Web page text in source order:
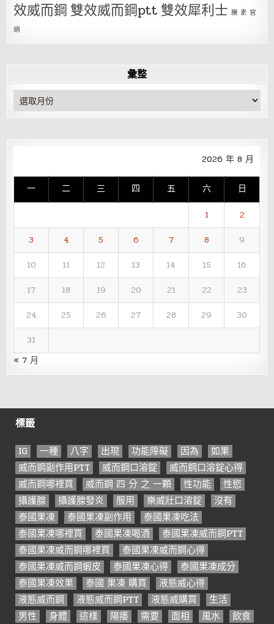
效威而鋼 雙效威而鋼ptt 雙效犀利士 騰 素 官
網
彙整
彙
整
2026 年 8 月
一 二 三 四 五 六 日
1
2
3
4 5 6 7 8
9
10
11 12 13 14 15
16
17
18 19 20 21 22
23
24
25 26 27 28 29
30
31
« 7 月
標籤
IG 一種 八字 出現 功能障礙 因為
如果
威而鋼副作用PTT
威而鋼口溶錠
威而鋼口溶錠心得
威而鋼哪裡買
威而鋼 四 分 之 一顆 性功能
性慾
攝護腺
攝護腺發炎 服用 樂威壯口溶錠
沒有
泰國果凍
泰國果凍副作用
泰國果凍吃法
泰國果凍哪裡買
泰國果凍喝酒
泰國果凍威而鋼PTT
泰國果凍威而鋼哪裡買
泰國果凍威而鋼心得
泰國果凍威而鋼蝦皮
泰國果凍心得
泰國果凍成分
泰國果凍效果
泰國 果凍 購買
液態威心得
液態威而鋼
液態威而鋼PTT 液態威購買
生活
男性
身體 這樣 陽痿 需要 面相 風水 飲食